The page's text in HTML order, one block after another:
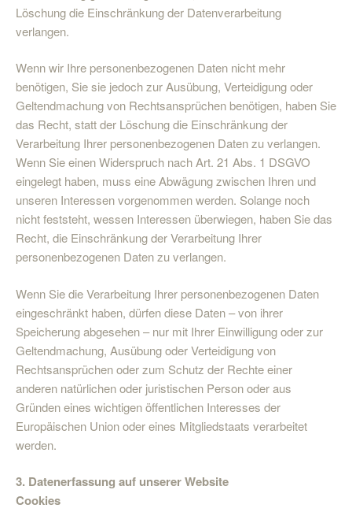
Löschung die Einschränkung der Datenverarbeitung
verlangen.
Wenn wir Ihre personenbezogenen Daten nicht mehr
benötigen, Sie sie jedoch zur Ausübung, Verteidigung oder
Geltendmachung von Rechtsansprüchen benötigen, haben Sie
das Recht, statt der Löschung die Einschränkung der
Verarbeitung Ihrer personenbezogenen Daten zu verlangen.
Wenn Sie einen Widerspruch nach Art. 21 Abs. 1 DSGVO
eingelegt haben, muss eine Abwägung zwischen Ihren und
unseren Interessen vorgenommen werden. Solange noch
nicht feststeht, wessen Interessen überwiegen, haben Sie das
Recht, die Einschränkung der Verarbeitung Ihrer
personenbezogenen Daten zu verlangen.
Wenn Sie die Verarbeitung Ihrer personenbezogenen Daten
eingeschränkt haben, dürfen diese Daten – von ihrer
Speicherung abgesehen – nur mit Ihrer Einwilligung oder zur
Geltendmachung, Ausübung oder Verteidigung von
Rechtsansprüchen oder zum Schutz der Rechte einer
anderen natürlichen oder juristischen Person oder aus
Gründen eines wichtigen öffentlichen Interesses der
Europäischen Union oder eines Mitgliedstaats verarbeitet
werden.
3. Datenerfassung auf unserer Website
Cookies